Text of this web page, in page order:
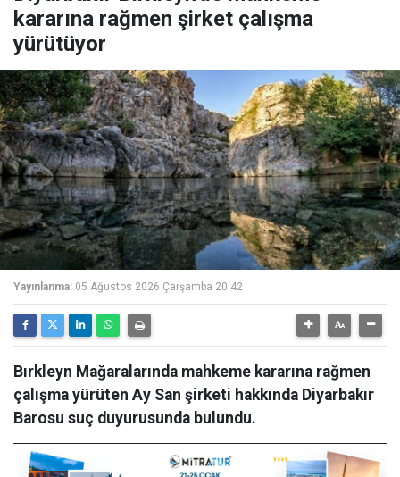
kararına rağmen şirket çalışma
yürütüyor
Yayınlanma: 05 Ağustos 2026 Çarşamba 20:42
Bırkleyn Mağaralarında mahkeme kararına rağmen
çalışma yürüten Ay San şirketi hakkında Diyarbakır
Barosu suç duyurusunda bulundu.